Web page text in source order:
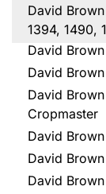
David
1394, 1490,
David
David Brown
David
Cropmaster
David
David
David